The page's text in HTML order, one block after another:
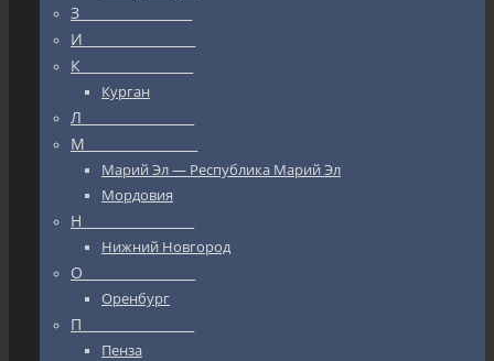
З_________________
И_________________
К_________________
Курган
Л_________________
М_________________
Марий Эл — Республика Марий Эл
Мордовия
Н_________________
Нижний Новгород
О_________________
Оренбург
П_________________
Пенза